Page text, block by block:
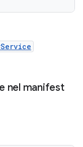
nel manifest